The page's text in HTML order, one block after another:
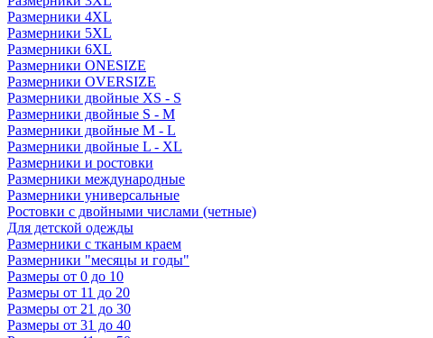
Размерники 4XL
Размерники 5XL
Размерники 6XL
Размерники ONESIZE
Размерники OVERSIZE
Размерники двойные XS - S
Размерники двойные S - M
Размерники двойные M - L
Размерники двойные L - XL
Размерники и ростовки
Размерники международные
Размерники универсальные
Ростовки с двойными числами (четные)
Для детской одежды
Размерники с тканым краем
Размерники "месяцы и годы"
Размеры от 0 до 10
Размеры от 11 до 20
Размеры от 21 до 30
Размеры от 31 до 40